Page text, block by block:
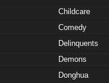
Childcare
Comedy
Delinquents
Demons
Donghua